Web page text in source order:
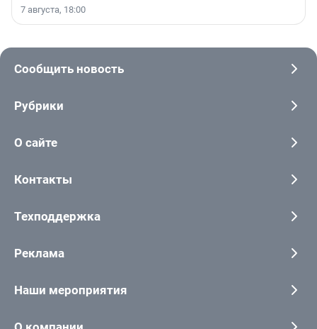
7 августа, 18:00
Сообщить новость
Рубрики
О сайте
Контакты
Техподдержка
Реклама
Наши мероприятия